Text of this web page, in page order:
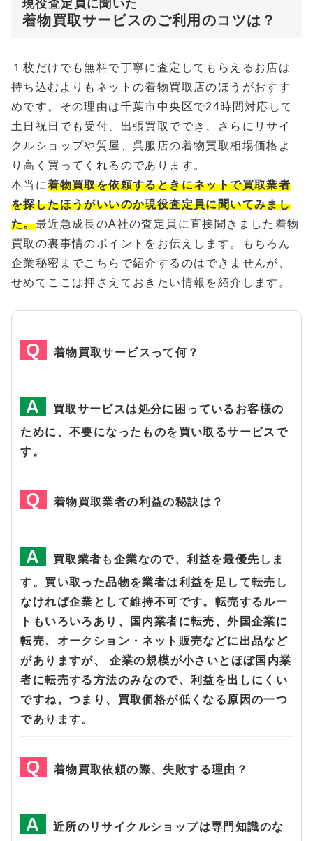
現役査定員に聞いた
着物買取サービスのご利用のコツは？
１枚だけでも無料で丁寧に査定してもらえるお店は
持ち込むよりもネットの着物買取店のほうがおすす
めです。その理由は千葉市中央区で24時間対応して
土日祝日でも受付、出張買取ででき、さらにリサイ
クルショップや質屋、呉服店の着物買取相場価格よ
り高く買ってくれるのであります。
本当に着物買取を依頼するときにネットで買取業者
を探したほうがいいのか現役査定員に聞いてみまし
た。最近急成長のA社の査定員に直接聞きました着物
買取の裏事情のポイントをお伝えします。もちろん
企業秘密までこちらで紹介するのはできませんが、
せめてここは押さえておきたい情報を紹介します。
着物買取サービスって何？
買取サービスは処分に困っているお客様の
ために、不要になったものを買い取るサービスで
す。
着物買取業者の利益の秘訣は？
買取業者も企業なので、利益を最優先しま
す。買い取った品物を業者は利益を足して転売し
なければ企業として維持不可です。転売するルー
トもいろいろあり、国内業者に転売、外国企業に
転売、オークション・ネット販売などに出品など
がありますが、 企業の規模が小さいとほぼ国内業
者に転売する方法のみなので、利益を出しにくい
ですね。つまり、買取価格が低くなる原因の一つ
であります。
着物買取依頼の際、失敗する理由？
近所のリサイクルショップは専門知識のな